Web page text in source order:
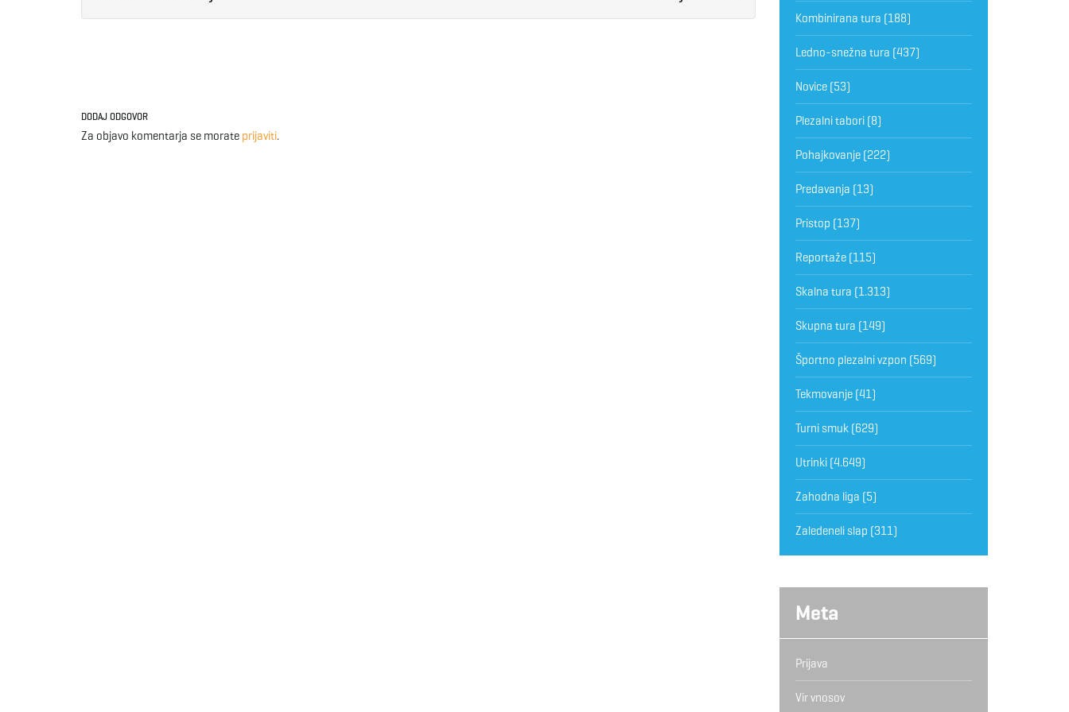
DODAJ ODGOVOR
Za objavo komentarja se morate prijaviti.
Kombinirana tura (188)
Ledno-snežna tura (437)
Novice(53)
Plezalni tabori(8)
Pohajkovanje(222)
Predavanja (13)
Pristop (137)
Reportaže(115)
Skalna tura (1.313)
Skupna tura (149)
Športno plezalni vzpon (569)
Tekmovanje(41)
Turni smuk(629)
Utrinki(4.649)
Zahodna liga (5)
Zaledeneli slap (311)
Meta
Prijava
Vir vnosov